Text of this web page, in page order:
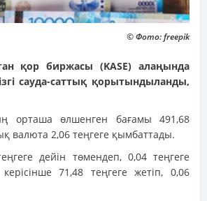
© Фото: freepik
қор биржасы (KASE) алаңында
сауда-саттық қорытындыланды,
орташа өлшенген бағамы 491,68
валюта 2,06 теңгеге қымбаттады.
дейін төмендеп, 0,04 теңгеге
71,48 теңгеге жетіп, 0,06